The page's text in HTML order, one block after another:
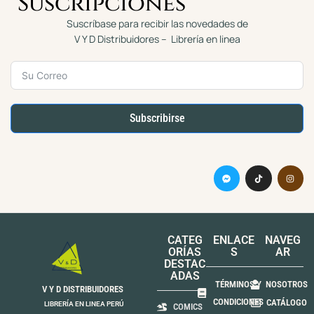
Suscríbase para recibir las novedades de
V Y D Distribuidores – Librería en linea
Subscribirse
V Y D DISTRIBUIDORES
LIBRERÍA EN LINEA PERÚ
CATEG
ORÍAS
DESTAC
ADAS
COMICS
ENLACE
S
TÉRMINOS Y
CONDICIONES
NAVEG
AR
NOSOTROS
CATÁLOGO